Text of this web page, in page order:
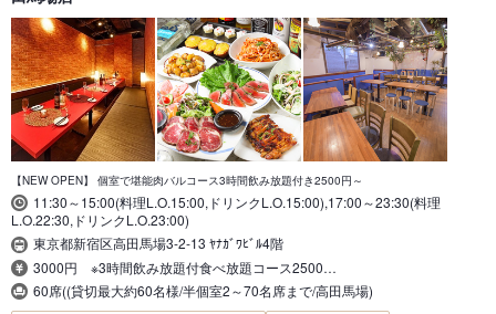
【NEW OPEN】 個室で堪能肉バルコース3時間飲み放題付き2500円～
11:30～15:00(料理L.O.15:00,ドリンクL.O.15:00),17:00～23:30(料理
L.O.22:30,ドリンクL.O.23:00)
東京都新宿区高田馬場3-2-13 ﾔﾅｶﾞﾜﾋﾞﾙ4階
3000円 ※3時間飲み放題付食べ放題コース2500…
60席((貸切最大約60名様/半個室2～70名席まで/高田馬場)